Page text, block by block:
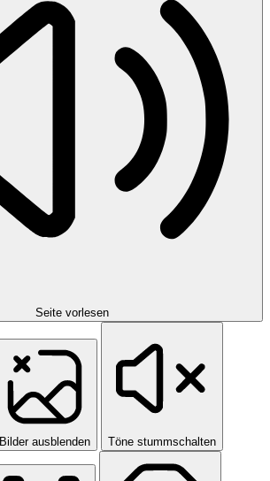
Seite vorlesen
Bilder ausblenden Töne stummschalten